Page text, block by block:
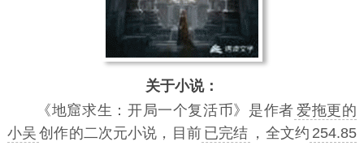
关于小说：
《地窟求生：开局一个复活币 》是作者 爱拖更的
小吴 创作的二次元小说，目前 已完结 ，全文约 254.85